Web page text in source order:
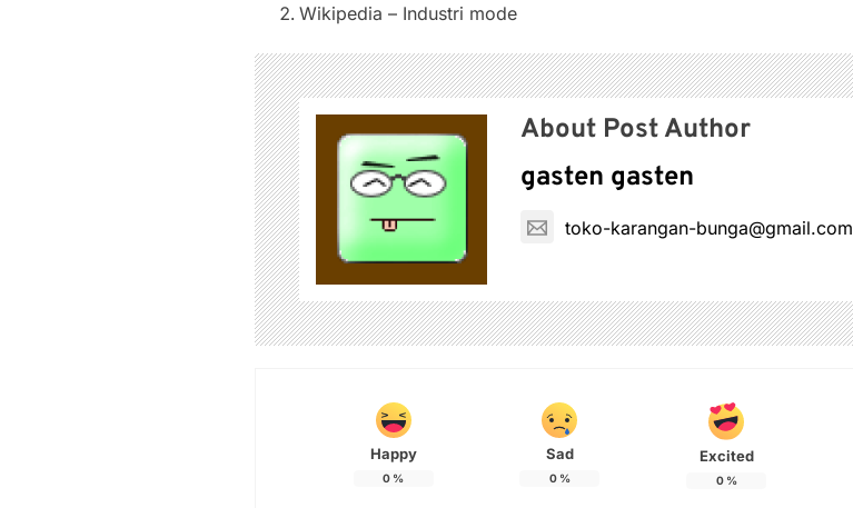
Wikipedia – Industri mode
About Post Author
gasten gasten
toko-karangan-bunga@gmail.com
Happy
0 %
Sad
0%
Excited
0%